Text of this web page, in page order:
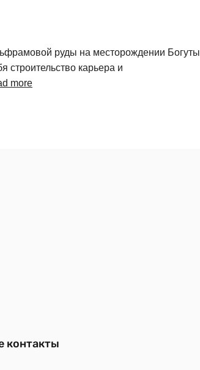
руды на месторождении Богуты
строительство карьера и
more
контакты